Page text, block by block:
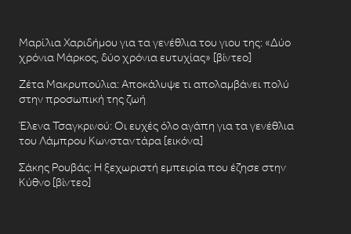
Μαρίλια Χαριδήμου για τα γενέθλια του γιου της: «Δύο
χρόνια Μάρκος, δύο χρόνια ευτυχίας» [βίντεο]
Ζέτα Μακρυπούλια: Αποκάλυψε τι απολαμβάνει πολύ
στην προσωπική της ζωή
Έλενα Τσαγκρινού: Οι ευχές όλο αγάπη για τα γενέθλια
του Λάμπρου Κωνσταντάρα [εικόνα]
Σάκης Ρουβάς: Η ξεχωριστή εμπειρία που έζησε στην
Κύθνο [βίντεο]